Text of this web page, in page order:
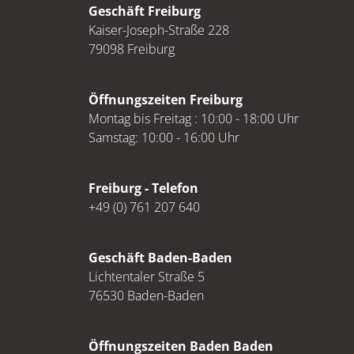
Geschäft Freiburg
Kaiser-Joseph-Straße 228
79098 Freiburg
Öffnungszeiten Freiburg
Montag bis Freitag : 10:00 - 18:00 Uhr
Samstag: 10:00 - 16:00 Uhr
Freiburg - Telefon
+49 (0) 761 207 640
Geschäft Baden-Baden
Lichtentaler Straße 5
76530 Baden-Baden
Öffnungszeiten Baden Baden